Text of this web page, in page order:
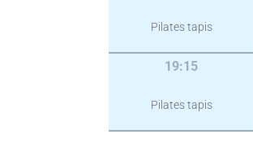
Pilates tapis
19:15
Pilates tapis